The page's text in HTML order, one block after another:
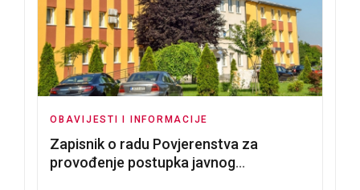
OBAVIJESTI I INFORMACIJE
Zapisnik o radu Povjerenstva za
provođenje postupka javnog